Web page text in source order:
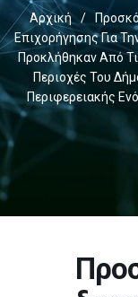
Αρχική /
Επιχορήγησης Για
Προκλήθηκαν Από
Περιοχές Του
Περιφερειακής